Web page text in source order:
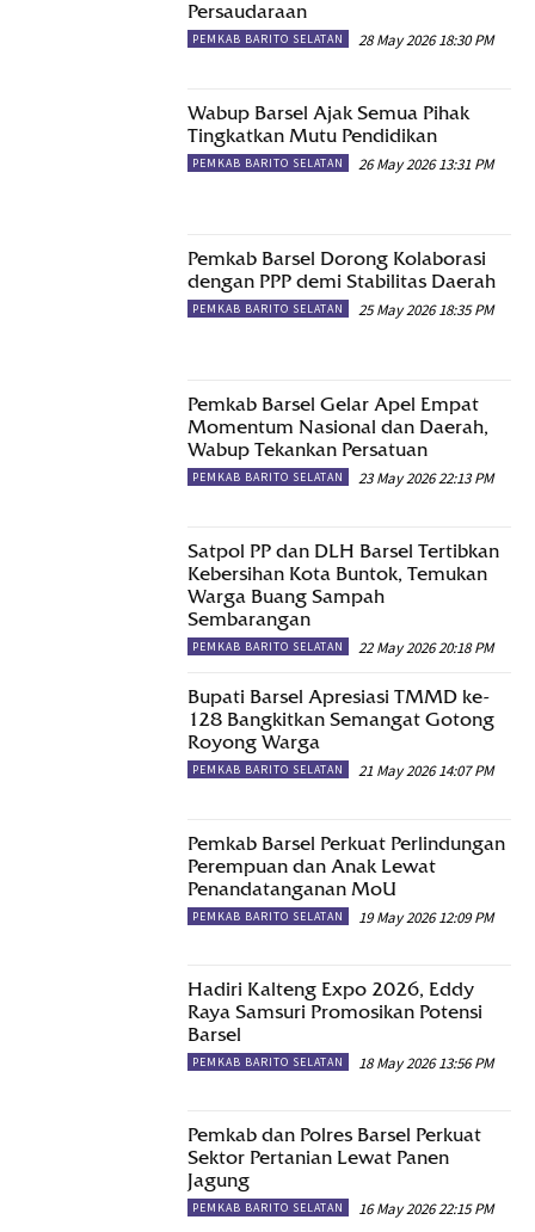
Persaudaraan
PEMKAB BARITO SELATAN 28 May 2026 18:30 PM
Wabup Barsel Ajak Semua Pihak
Tingkatkan Mutu Pendidikan
PEMKAB BARITO SELATAN 26 May 2026 13:31 PM
Pemkab Barsel Dorong Kolaborasi
dengan PPP demi Stabilitas Daerah
PEMKAB BARITO SELATAN 25 May 2026 18:35 PM
Pemkab Barsel Gelar Apel Empat
Momentum Nasional dan Daerah,
Wabup Tekankan Persatuan
PEMKAB BARITO SELATAN 23 May 2026 22:13 PM
Satpol PP dan DLH Barsel Tertibkan
Kebersihan Kota Buntok, Temukan
Warga Buang Sampah
Sembarangan
PEMKAB BARITO SELATAN 22 May 2026 20:18 PM
Bupati Barsel Apresiasi TMMD ke-
128 Bangkitkan Semangat Gotong
Royong Warga
PEMKAB BARITO SELATAN 21 May 2026 14:07 PM
Pemkab Barsel Perkuat Perlindungan
Perempuan dan Anak Lewat
Penandatanganan MoU
PEMKAB BARITO SELATAN 19 May 2026 12:09 PM
Hadiri Kalteng Expo 2026, Eddy
Raya Samsuri Promosikan Potensi
Barsel
PEMKAB BARITO SELATAN 18 May 2026 13:56 PM
Pemkab dan Polres Barsel Perkuat
Sektor Pertanian Lewat Panen
Jagung
PEMKAB BARITO SELATAN 16 May 2026 22:15 PM